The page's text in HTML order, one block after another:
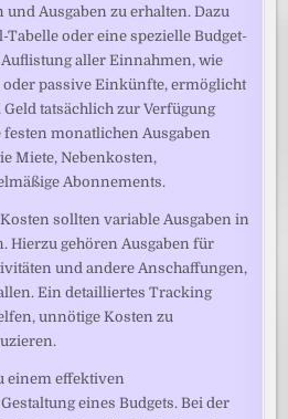
Ausgaben zu erhalten. Dazu
oder eine spezielle Budget-
aller Einnahmen, wie
oder passive Einkünfte, ermöglicht
tatsächlich zur Verfügung
monatlichen Ausgaben
Miete, Nebenkosten,
Abonnements.
sollten variable Ausgaben in
Hierzu gehören Ausgaben für
und andere Anschaffungen,
Ein detailliertes Tracking
unnötige Kosten zu
einem effektiven
eines Budgets. Bei der